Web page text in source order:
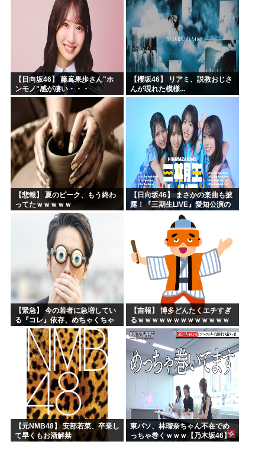
【日向坂46】 藤嶌果歩さん"ホ
ンモノ"感が凄い・・・
【櫻坂46】 リアミ、説教おじさ
んが現れた模様...
【悲報】 夏のピーク、もう終わ
ってたｗｗｗｗｗ
【日向坂46】 まさかの楽曲も披
露！『三期生LIVE』愛知公演の
【緊急】 今の若者に急増してい
る『コレ』依存、めちゃくちゃ
深刻な模様w w w w w w w w w w
【吉報】 博多どんたくエチすぎ
るｗｗｗｗｗｗｗｗｗｗｗｗｗ
ｗｗ
【元NMB48】 安部若菜、卒業し
て早くもお酒解禁
東パソ、林瑠奈ちゃん不在でめ
っちゃ巻くｗｗｗ【乃木坂46】